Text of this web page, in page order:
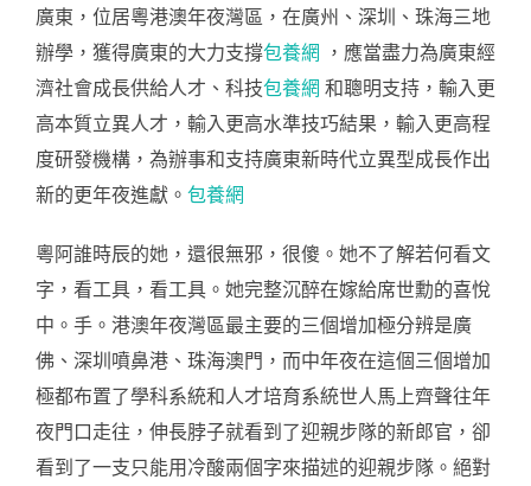
廣東，位居粵港澳年夜灣區，在廣州、深圳、珠海三地
辦學，獲得廣東的大力支撐包養網 ，應當盡力為廣東經
濟社會成長供給人才、科技包養網 和聰明支持，輸入更
高本質立異人才，輸入更高水準技巧結果，輸入更高程
度研發機構，為辦事和支持廣東新時代立異型成長作出
新的更年夜進獻。 包養網
粵阿誰時辰的她，還很無邪，很傻。她不了解若何看文
字，看工具，看工具。她完整沉醉在嫁給席世勳的喜悅
中。手。港澳年夜灣區最主要的三個增加極分辨是廣
佛、深圳噴鼻港、珠海澳門，而中年夜在這個三個增加
極都布置了學科系統和人才培育系統世人馬上齊聲往年
夜門口走往，伸長脖子就看到了迎親步隊的新郎官，卻
看到了一支只能用冷酸兩個字來描述的迎親步隊。絕對